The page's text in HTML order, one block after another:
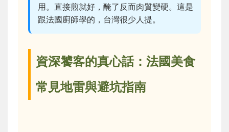
用。直接煎就好，醃了反而肉質變硬。這是
跟法國廚師學的，台灣很少人提。
資深饕客的真心話：法國美食
常見地雷與避坑指南